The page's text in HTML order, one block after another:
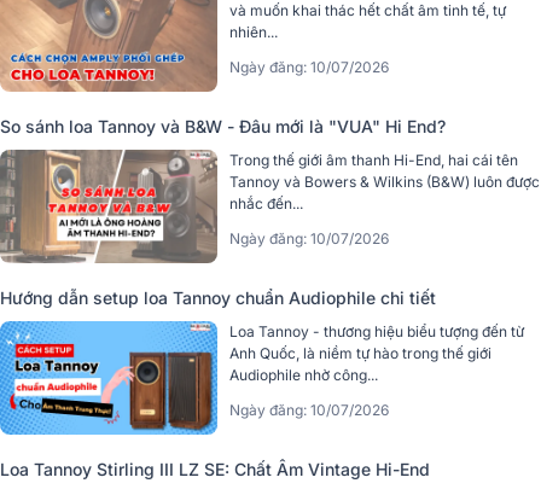
và muốn khai thác hết chất âm tinh tế, tự
nhiên...
Ngày đăng: 10/07/2026
So sánh loa Tannoy và B&W - Đâu mới là "VUA" Hi End?
Trong thế giới âm thanh Hi-End, hai cái tên
Tannoy và Bowers & Wilkins (B&W) luôn được
nhắc đến...
Ngày đăng: 10/07/2026
Hướng dẫn setup loa Tannoy chuẩn Audiophile chi tiết
Loa Tannoy - thương hiệu biểu tượng đến từ
Anh Quốc, là niềm tự hào trong thế giới
Audiophile nhờ công...
Ngày đăng: 10/07/2026
Loa Tannoy Stirling III LZ SE: Chất Âm Vintage Hi-End